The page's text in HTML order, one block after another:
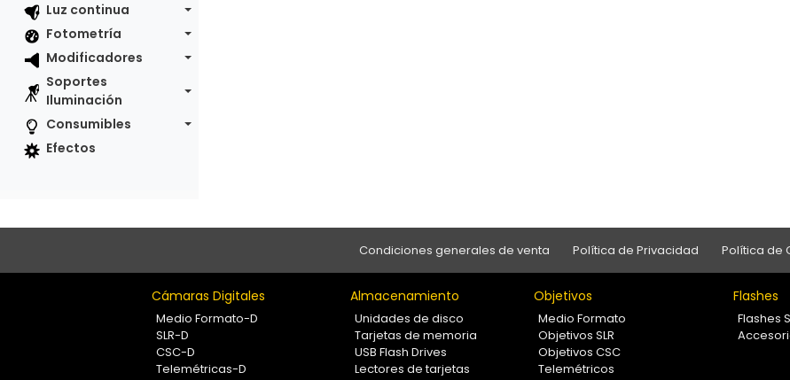
Luz continua
Fotometría
Modificadores
Soportes
Iluminación
Consumibles
Efectos
Condiciones generales de venta Política de Privacidad Política de
Cámaras Digitales
Medio Formato-D
SLR-D
CSC-D
Telemétricas-D
Almacenamiento
Unidades de disco
Tarjetas de memoria
USB Flash Drives
Lectores de tarjetas
Objetivos
Medio Formato
Objetivos SLR
Objetivos CSC
Telemétricos
Flashes
Flashes